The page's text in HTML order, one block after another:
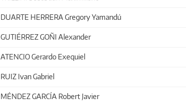
DUARTE HERRERA Gregory Yamandú
GUTIÉRREZ GOÑI Alexander
ATENCIO Gerardo Exequiel
RUIZ Ivan Gabriel
MÉNDEZ GARCÍA Robert Javier